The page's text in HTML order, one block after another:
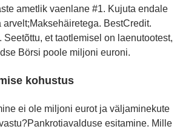
ametlik vaenlane #1. Kujuta endale
BestCredit.
Seetõttu, et taotlemisel on laenutootest,
Börsi poole miljoni euroni.
kohustus
ei ole miljoni eurot ja väljaminekute
esitamine. Mille